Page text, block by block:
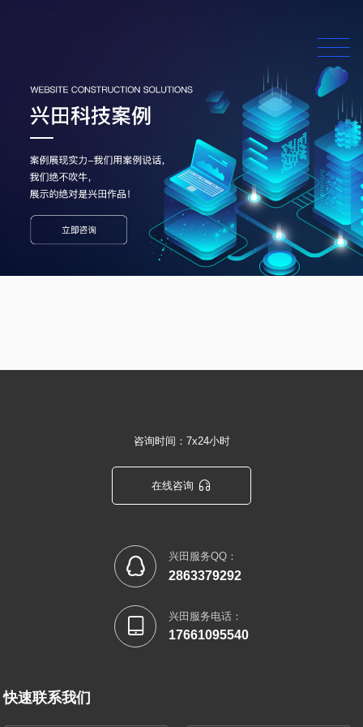
咨询时间：7x24小时
在线咨询 
 兴田服务QQ：
2863379292
 兴田服务电话：
17661095540
快速联系我们